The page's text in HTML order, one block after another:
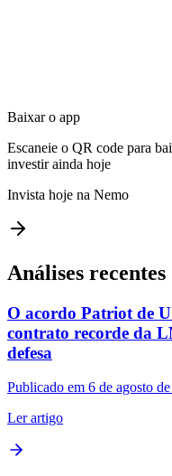
Baixar o app
Escaneie o QR code para
investir ainda hoje
Invista hoje na Nemo
Análises recentes
O acordo Patriot de
contrato recorde da
defesa
Publicado em 6 de agosto
Ler artigo